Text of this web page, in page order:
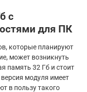
с
для ПК
которые планируют
может возникнуть
память 32 Гб и стоит
модуля имеет
в пользу такого